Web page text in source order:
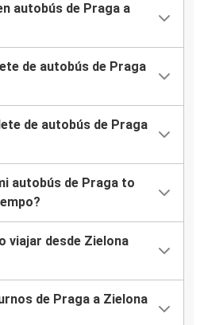
autobús de Praga a
de autobús de Praga
de autobús de Praga
autobús de Praga to
viajar desde Zielona
de Praga a Zielona